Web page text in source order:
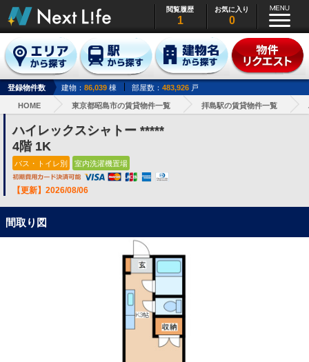
閲覧履歴
1
お気に入り
0
登録物件数 建物： 86,039 棟 部屋数： 483,926 戸
HOME 東京都昭島市の賃貸物件一覧 拝島駅の賃貸物件一覧
ハイレックスシャトー *****
4階 1K
バス・トイレ別 室内洗濯機置場
【更新】2026/08/06
間取り図